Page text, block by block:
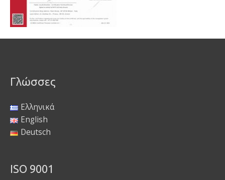
Γλώσσες
Ελληνικά
English
Deutsch
ISO 9001